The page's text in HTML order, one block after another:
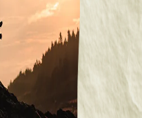
る理由